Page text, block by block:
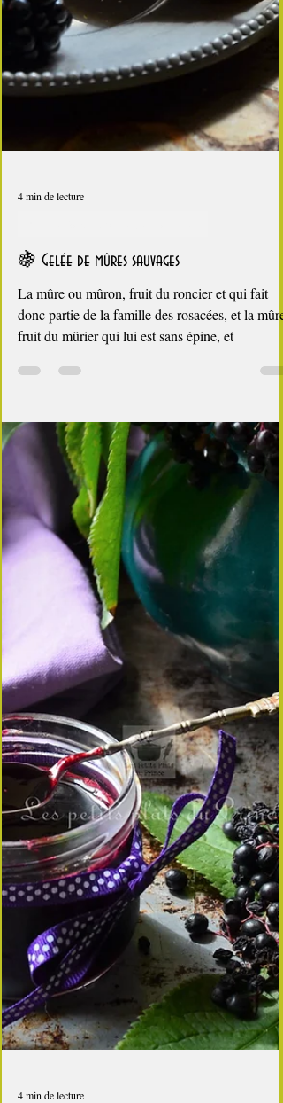
Les confitures maison, c'est si bon
🍇 Gelée de mûres sauvages
La mûre ou mûron, fruit du roncier et qui fait
donc partie de la famille des rosacées, et la mûre
fruit du mûrier qui lui est sans épine, et